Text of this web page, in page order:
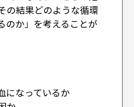
の結果どのような循環
のか」を考えることが
になっているか